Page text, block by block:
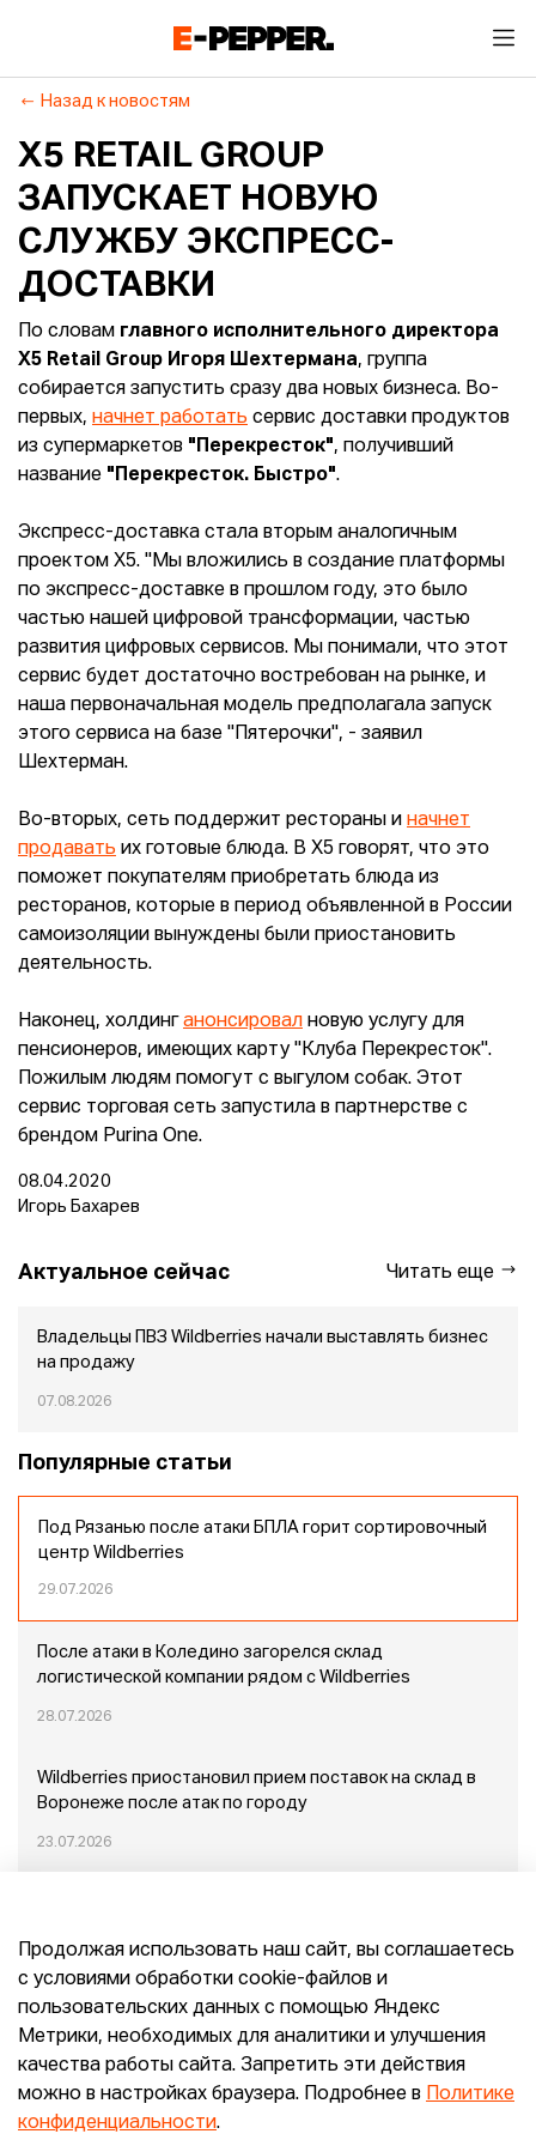
Назад к новостям
X5 RETAIL GROUP
ЗАПУСКАЕТ НОВУЮ
СЛУЖБУ ЭКСПРЕСС-
ДОСТАВКИ
По словам главного исполнительного директора
X5 Retail Group Игоря Шехтермана, группа
собирается запустить сразу два новых бизнеса. Во-
первых, начнет работать сервис доставки продуктов
из супермаркетов "Перекресток", получивший
название "Перекресток. Быстро".
Экспресс-доставка стала вторым аналогичным
проектом Х5. "Мы вложились в создание платформы
по экспресс-доставке в прошлом году, это было
частью нашей цифровой трансформации, частью
развития цифровых сервисов. Мы понимали, что этот
сервис будет достаточно востребован на рынке, и
наша первоначальная модель предполагала запуск
этого сервиса на базе "Пятерочки", - заявил
Шехтерман.
Во-вторых, сеть поддержит рестораны и начнет
продавать их готовые блюда. В X5 говорят, что это
поможет покупателям приобретать блюда из
ресторанов, которые в период объявленной в России
самоизоляции вынуждены были приостановить
деятельность.
Наконец, холдинганонсировал новую услугу для
пенсионеров, имеющих карту "Клуба Перекресток".
Пожилым людям помогут с выгулом собак. Этот
сервис торговая сеть запустила в партнерстве с
брендом Purina One.
08.04.2020
Игорь Бахарев
Актуальное сейчас Читать еще
Владельцы ПВЗ Wildberries начали выставлять бизнес
на продажу
07.08.2026
Популярные статьи
Под Рязанью после атаки БПЛА горит сортировочный
центр Wildberries
29.07.2026
После атаки в Коледино загорелся склад
логистической компании рядом с Wildberries
28.07.2026
Wildberries приостановил прием поставок на склад в
Воронеже после атак по городу
23.07.2026
Конец эпохи маркетплейсов: прогнозы сооснователя
Mr.Doors Максима Валецкого
26.06.2026
Продолжая использовать наш сайт, вы соглашаетесь
с условиями обработки cookie-файлов и
пользовательских данных с помощью Яндекс
Метрики, необходимых для аналитики и улучшения
качества работы сайта. Запретить эти действия
можно в настройках браузера. Подробнее в
Политике
конфиденциальности.